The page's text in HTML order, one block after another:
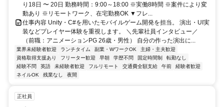
り18日 〜 20日 勤務時間：9:00～18:00 ※実働8時間 ※案件により変
動あり ※リモートワーク、在宅勤務OK ▼フレ...
仕事内容 Unity・C#を用いたモバイルゲーム開発を担当。 演出・UI実
装などプレイヤー体験を重視します。 ＼先輩社員インタビュー／
（前職：アニメーションPG 26歳・男性） 自分の作った演出に...
業界未経験者歓迎 ランチタイム 副業・WワークOK
主婦・主夫歓迎
資格取得支援あり
フリーター歓迎 早朝 学歴不問 固定時間制
転勤なし
経験不問
英語 未経験者歓迎 フルリモート 交通費全額支給 午前
経験者歓迎
ネイルOK
残業なし 夜間
正社員